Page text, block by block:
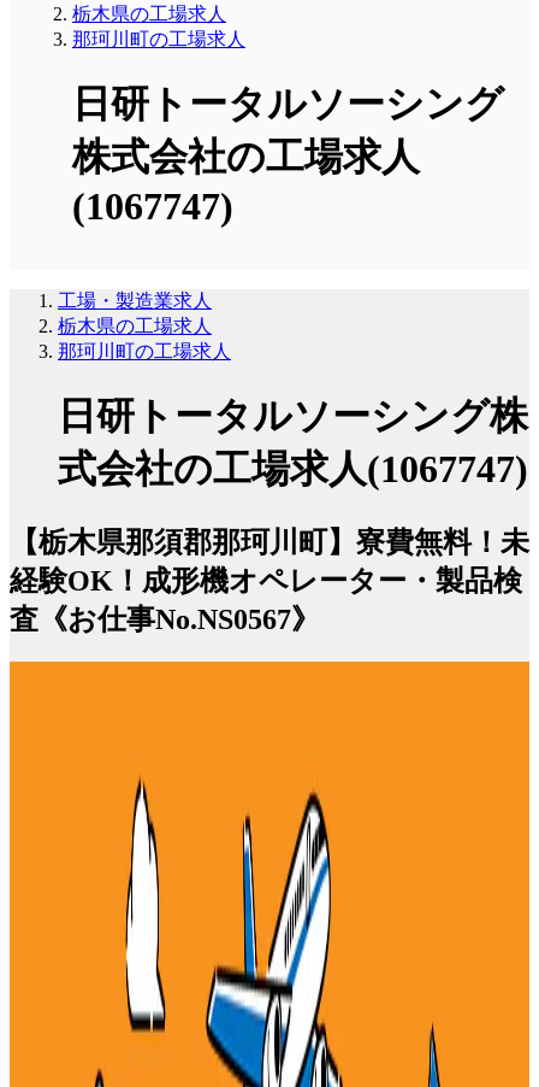
栃木県の工場求人
那珂川町の工場求人
日研トータルソーシング
株式会社の工場求人
(1067747)
工場・製造業求人
栃木県の工場求人
那珂川町の工場求人
日研トータルソーシング株
式会社の工場求人(1067747)
【栃木県那須郡那珂川町】寮費無料！未
経験OK！成形機オペレーター・製品検
査《お仕事No.NS0567》